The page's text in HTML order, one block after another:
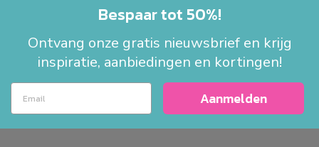
Bespaar tot 50%!
Ontvang onze gratis nieuwsbrief en krijg
inspiratie, aanbiedingen en kortingen!
Aanmelden